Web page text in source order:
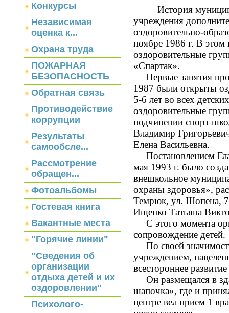
Конкурсы
Независимая
оценка к...
Охрана труда
ПОЖАРНАЯ
БЕЗОПАСНОСТЬ
Обратная связь
Противодействие
коррупции
Результаты
самообсле...
Рассмотрение
обращен...
Фотоальбомы
Гостевая книга
Вакантные места
"Горячие линии"
"Сведения об
организации
отдыха детей и их
оздоровлении"
Психолого-
История
учреждения
оздоровительно-
ноябре 1986 г. В этом
оздоровительные
«Спартак».
Первые занятия
1987 были открыты
5-6 лет во всех
оздоровительные
подчинении спорт
Владимир
Елена Васильевна.
Постановлением
мая 1993 г. было
внешкольное
охраны здоровья»,
Темрюк, ул. Шопена,
Ищенко Татьяна
С этого момента
сопровождение детей.
По своей
учреждением,
всестороннее
Он размещался в
шапочка», где и
центре вел прием 1